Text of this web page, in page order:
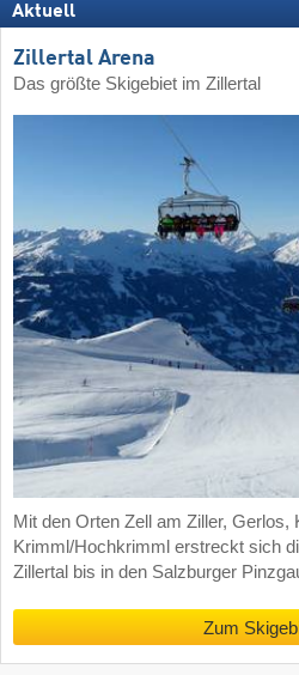
Aktuell
Zillertal Arena
Das größte Skigebiet im Zillertal
Mit den Orten Zell am Ziller, Gerlos,
Krimml/Hochkrimml erstreckt sich
Zillertal bis in den Salzburger
Zum